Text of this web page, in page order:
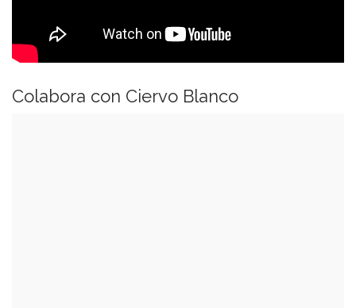
Colabora con Ciervo Blanco